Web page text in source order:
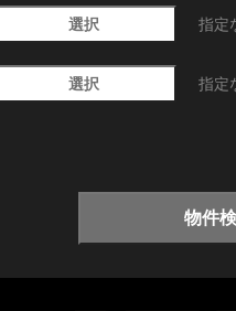
選択 指定
選択 指定
物件